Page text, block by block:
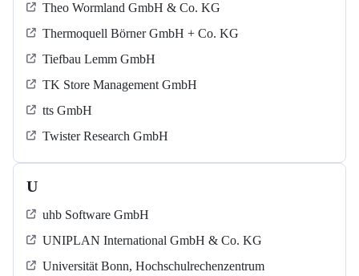
Theo Wormland GmbH & Co. KG
Thermoquell Börner GmbH + Co. KG
Tiefbau Lemm GmbH
TK Store Management GmbH
tts GmbH
Twister Research GmbH
U
uhb Software GmbH
UNIPLAN International GmbH & Co. KG
Universität Bonn, Hochschulrechenzentrum